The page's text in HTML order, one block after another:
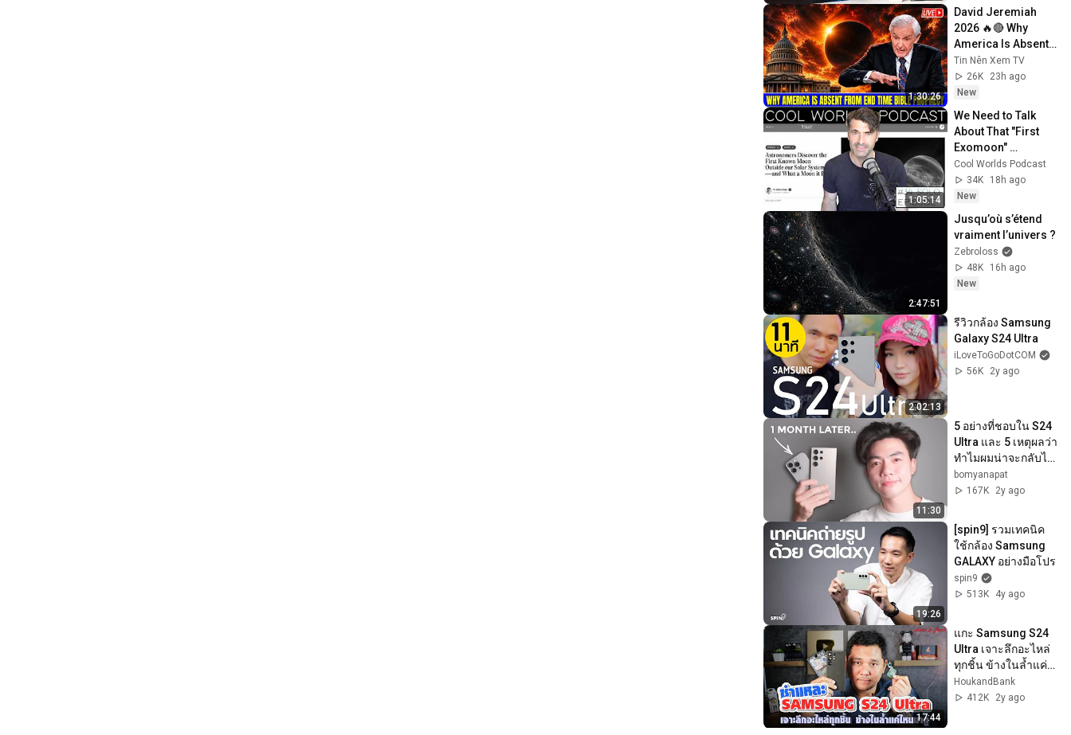
1:30:26
David Jeremiah
2026 🔥🔴 Why
America Is Absent
From End Time
Bible Prophecy 💥🔴
David Jeremiah
Tin Nên Xem TV
26K
23h ago
New
1:05:14
We Need to Talk
About That "First
Exomoon"
Discovery
Cool Worlds Podcast
34K
18h ago
New
2:47:51
Jusqu’où s’étend
vraiment l’univers ?
Zebroloss
48K
16h ago
New
2:02:13
รีวิวกล้อง Samsung
Galaxy S24 Ultra
iLoveToGoDotCOM
56K
2y ago
11:30
5 อย่างที่ชอบใน S24
Ultra และ 5 เหตุผลว่า
ทำไมผมน่าจะกลับไป
ใช้ iPhone |
bomyanapat
bomyanapat
167K
2y ago
19:26
[spin9] รวมเทคนิค
ใช้กล้อง Samsung
GALAXY อย่างมือโปร
spin9
513K
4y ago
17:44
แกะ Samsung S24
Ultra เจาะลึกอะไหล่
ทุกชิ้น ข้างในล้ำแค่
ไหน มาดู !!
HoukandBank
412K
2y ago